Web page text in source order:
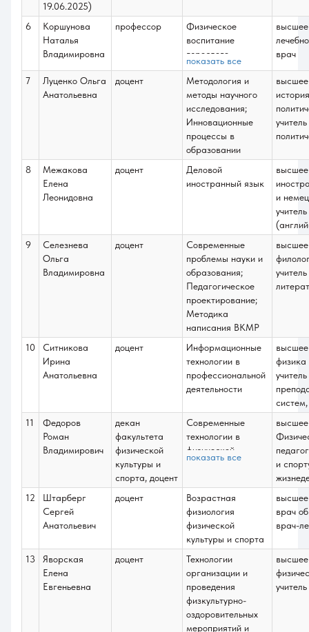
культуры и спорта;
работа
технологии в
сфере физической
культуры и спорта;
Физическая
активность и
здоровье человека
квалификационной
19.06.2025)
6
Коршунова
Наталья
Владимировна
профессор
Физическое
воспитание
взрослого
населения;
Комплексный
контроль в
физической
культуре и спорте;
Выполнение и
защита выпускной
квалификационной
работы
показать все
высшее
врач
7
Луценко Ольга
Анатольевна
доцент
Методология и
методы научного
исследования;
Инновационные
процессы в
образовании
высшее
8
Межакова
Елена
Леонидовна
доцент
Деловой
иностранный язык
высшее
и
9
Селезнева
Ольга
Владимировна
доцент
Современные
проблемы науки и
образования;
Педагогическое
проектирование;
Методика
написания ВКМР
высшее
10
Ситникова
Ирина
Анатольевна
доцент
Информационные
технологии в
профессиональной
деятельности
высшее
физика
11
Федоров
Роман
Владимирович
декан
факультета
физической
культуры и
спорта, доцент
Современные
технологии в
физической
культуре и спорте;
физкультурное
образование в
России;
Теория спорта;
Профессионально-
прикладные
аспекты теории и
методики
физической
культуры;
Физическое
показать все
высшее
и
12
Штарберг
Сергей
Анатольевич
доцент
Возрастная
физиология
физической
культуры и спорта
высшее
врач
врач-
13
Яворская
Елена
Евгеньевна
доцент
Технологии
организации и
проведения
физкультурно-
оздоровительных
мероприятий и
высшее